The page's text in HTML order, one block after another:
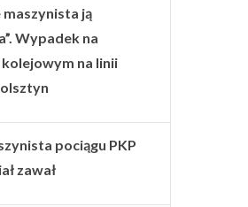
maszynista ją
Wypadek na
na linii
pociągu PKP
zawał